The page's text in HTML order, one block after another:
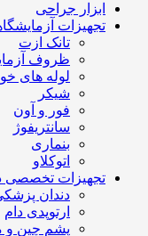
ابزار جراحی
تجهیزات
تانک ازت
ظروف
لوله های
شیکر
فور و آون
سانتریفوژ
بنماری
اتوکلاو
تجهیزات تخصصی
دندان
ارتوپدی دام
پشم چین و